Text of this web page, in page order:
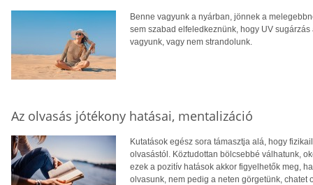
Benne vagyunk a nyárban, jönnek a
sem szabad elfeledkeznünk, hogy UV
vagyunk, vagy nem strandolunk.
Az olvasás jótékony hatásai, mentalizáció
Kutatások egész sora támasztja alá, hogy
olvasástól. Köztudottan bölcsebbé válhatunk,
ezek a pozitív hatások akkor figyelhetők meg,
olvasunk, nem pedig a neten görgetünk,